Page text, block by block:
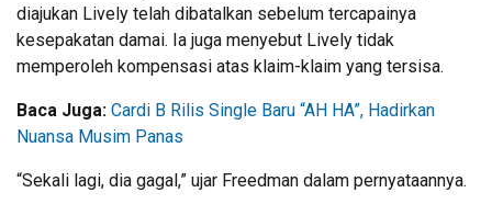
diajukan Lively telah dibatalkan sebelum tercapainya
kesepakatan damai. Ia juga menyebut Lively tidak
memperoleh kompensasi atas klaim-klaim yang tersisa.
Baca Juga: Cardi B Rilis Single Baru “AH HA”, Hadirkan
Nuansa Musim Panas
“Sekali lagi, dia gagal,” ujar Freedman dalam pernyataannya.